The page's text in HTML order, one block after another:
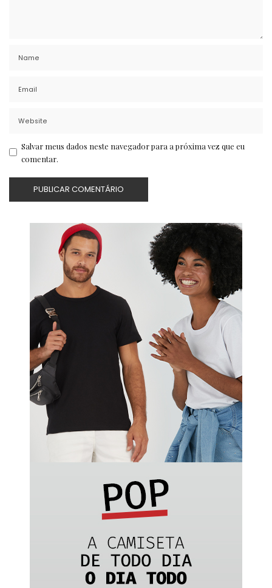
Salvar meus dados neste navegador para a próxima vez que eu
comentar.